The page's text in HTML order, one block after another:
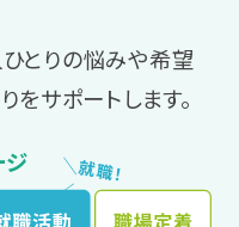
とりの悩みや希望
をサポートします。
ジ ＼
就
職
！
／